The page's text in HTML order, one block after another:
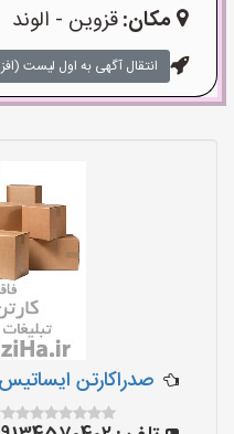
مکان:قزوین - الوند
انتقال آگهی به اول لیست
صدراکارتن